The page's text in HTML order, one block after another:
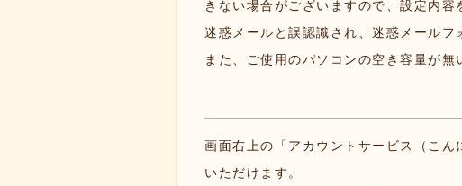
きない場合がございますので、設定内容
迷惑メールと誤認識され、迷惑メールフ
また、ご使用のパソコンの空き容量が
画面右上の「アカウントサービス（こ
いただけます。